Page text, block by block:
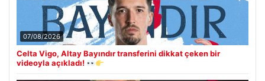
07/08/2026
Celta Vigo, Altay Bayındır transferini dikkat çeken bir
videoyla açıkladı!